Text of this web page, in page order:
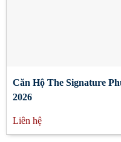
Căn Hộ The Signature
2026
Liên hệ